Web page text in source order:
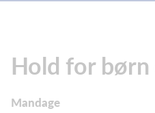
Hold for børn
Mandage